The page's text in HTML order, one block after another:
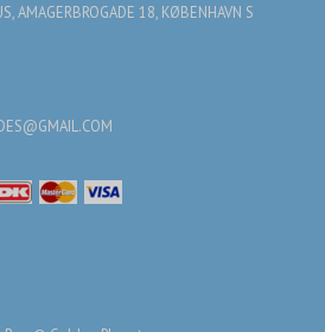
AMAGERBROGADE 18, KØBENHAVN S